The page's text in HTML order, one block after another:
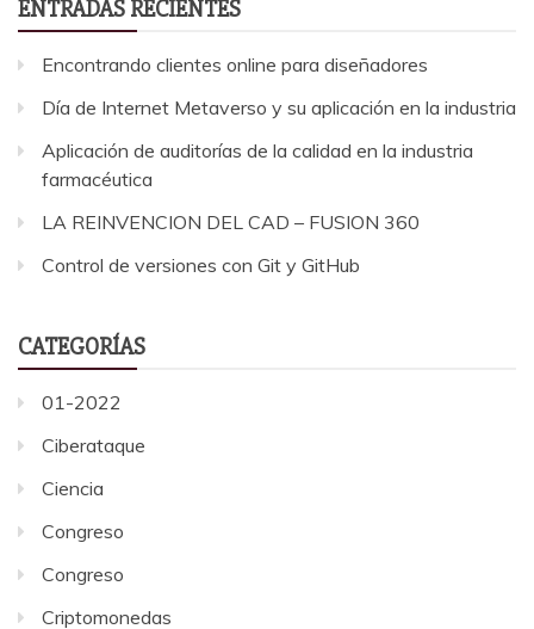
ENTRADAS RECIENTES
Encontrando clientes online para diseñadores
Día de Internet Metaverso y su aplicación en la industria
Aplicación de auditorías de la calidad en la industria
farmacéutica
LA REINVENCION DEL CAD – FUSION 360
Control de versiones con Git y GitHub
CATEGORÍAS
01-2022
Ciberataque
Ciencia
Congreso
Congreso
Criptomonedas